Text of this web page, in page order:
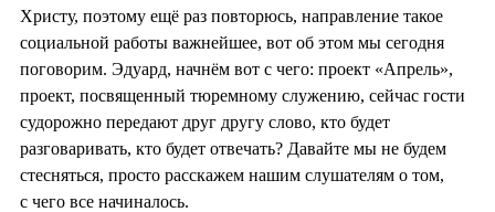
Христу, поэтому ещё раз повторюсь, направление такое
социальной работы важнейшее, вот об этом мы сегодня
поговорим. Эдуард, начнём вот с чего: проект «Апрель»,
проект, посвященный тюремному служению, сейчас гости
судорожно передают друг другу слово, кто будет
разговаривать, кто будет отвечать? Давайте мы не будем
стесняться, просто расскажем нашим слушателям о том,
с чего все начиналось.